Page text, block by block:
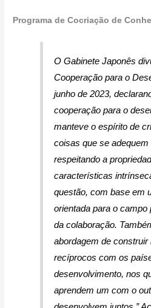
Programa de Cocriação de
O Gabinete Japonês
Cooperação para o
junho de 2023,
cooperação para o
manteve o espírito de
coisas que se
respeitando a
características
questão, com base em
orientada para o campo
da colaboração.
abordagem de construir
recíprocos com os
desenvolvimento, nos
aprendem um com o